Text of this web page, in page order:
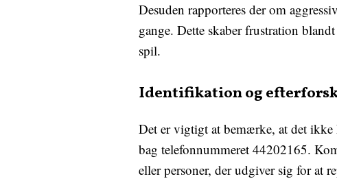
Desuden rapporteres der om
gange. Dette skaber frustration
spil.
Identifikation og
Det er vigtigt at bemærke, at det
bag telefonnummeret 44202165.
eller personer, der udgiver sig for at